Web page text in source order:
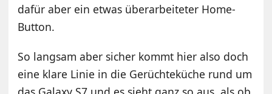
dafür aber ein etwas überarbeiteter Home-
Button.
So langsam aber sicher kommt hier also doch
eine klare Linie in die Gerüchteküche rund um